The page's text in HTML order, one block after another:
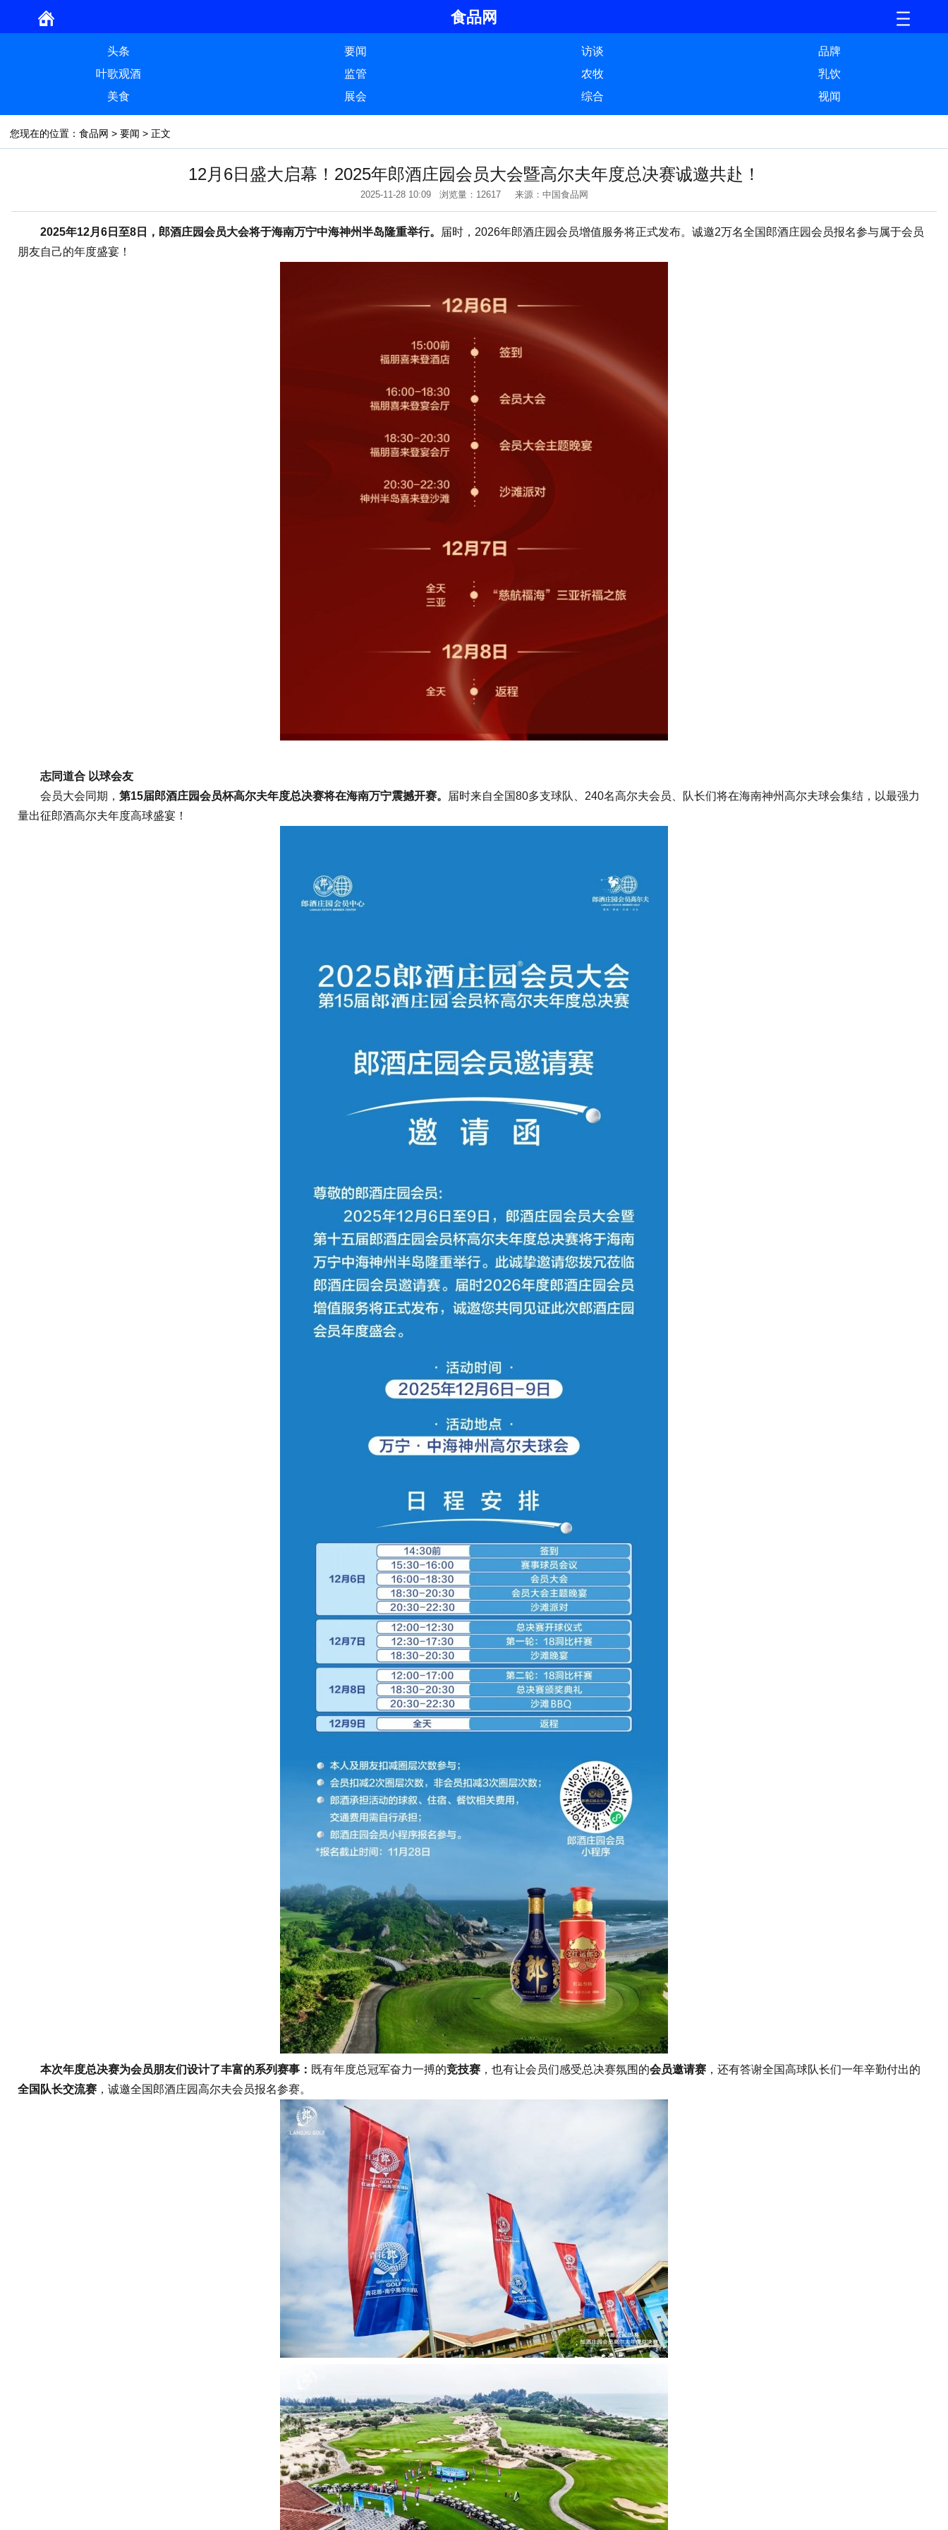
食品网
头条 要闻 访谈
品牌
叶歌观酒
监管 农牧
乳饮
美食
展会 综合 视闻
您现在的位置： 食品网 > 要闻 > 正文
12月6日盛大启幕！2025年郎酒庄园会员大会暨高尔夫年度总决赛诚邀共赴！
2025-11-28 10:09 浏览量：12617 来源：中国食品网
2025年12月6日至8日，郎酒庄园会员大会将于海南万宁中海神州半岛隆重举行。
届时，2026年郎酒庄园会员增值服务将正式发布。诚邀2万名全国郎酒庄园会员报名参与属于会员
朋友自己的年度盛宴！
志同道合 以球会友
会员大会同期， 第15届郎酒庄园会员杯高尔夫年度总决赛将在海南万宁震撼开赛。
届时来自全国80多支球队、240名高尔夫会员、队长们将在海南神州高尔夫球会集结，以最强力
量出征郎酒高尔夫年度高球盛宴！
本次年度总决赛为会员朋友们设计了丰富的系列赛事： 既有年度总冠军奋力一搏的竞技赛 ，也有让会员们感受总决赛氛围的会员邀请赛 ，还有答谢全国高球队长们一年辛勤付出的
全国队长交流赛 ，诚邀全国郎酒庄园高尔夫会员报名参赛。